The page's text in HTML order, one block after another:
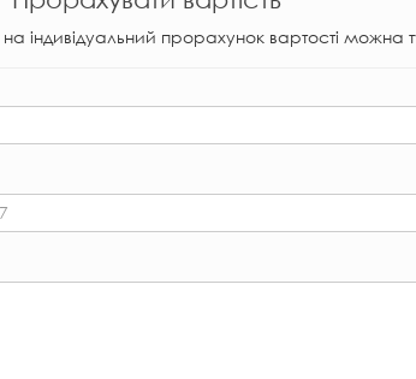
індивідуальний прорахунок вартості можна